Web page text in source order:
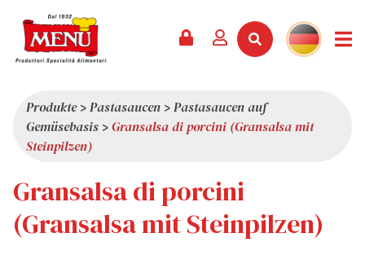
KATALOG
SERVICES
NEUHEITEN
PRÄMIEN
ÜBER UNS
QUALITÄT
INTERESSANTES
SHOWROOM
Produkte>Pastasaucen >Pastasaucen auf
Gemüsebasis >Gransalsa di porcini (Gransalsa mit
Steinpilzen)
Gransalsa di porcini
(Gransalsa mit Steinpilzen)